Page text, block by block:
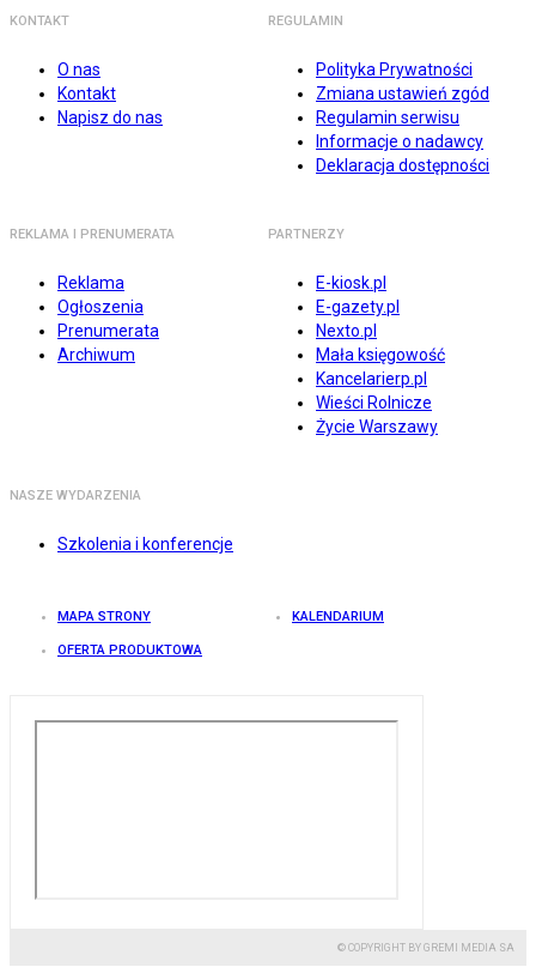
KONTAKT
O nas
Kontakt
Napisz do nas
REGULAMIN
Polityka Prywatności
Zmiana ustawień zgód
Regulamin serwisu
Informacje o nadawcy
Deklaracja dostępności
REKLAMA I PRENUMERATA
Reklama
Ogłoszenia
Prenumerata
Archiwum
PARTNERZY
E-kiosk.pl
E-gazety.pl
Nexto.pl
Mała księgowość
Kancelarierp.pl
Wieści Rolnicze
Życie Warszawy
NASZE WYDARZENIA
Szkolenia i konferencje
MAPA STRONY KALENDARIUM
OFERTA PRODUKTOWA
© COPYRIGHT BY GREMI MEDIA SA